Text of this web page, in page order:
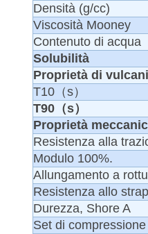
Densità (g/cc)
Viscosità Mooney
Contenuto di acqua
Solubilità
Proprietà di
T10（s）
T90（s）
Proprietà
Resistenza alla
Modulo 100%.
Allungamento a
Resistenza allo
Durezza, Shore A
Set di compressione